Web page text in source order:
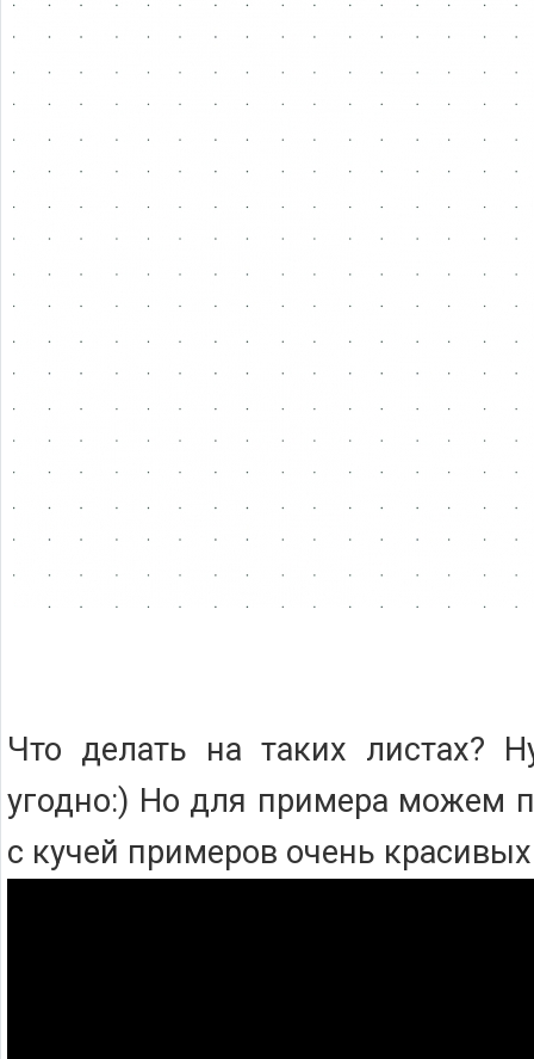
Что делать на таких листах?
угодно:) Но для примера можем
с кучей примеров очень